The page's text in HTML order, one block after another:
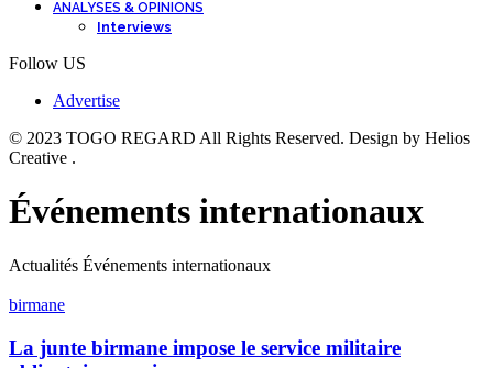
ANALYSES & OPINIONS
Interviews
Follow US
Advertise
© 2023 TOGO REGARD All Rights Reserved. Design by Helios
Creative .
Événements internationaux
Actualités Événements internationaux
birmane
La junte birmane impose le service militaire